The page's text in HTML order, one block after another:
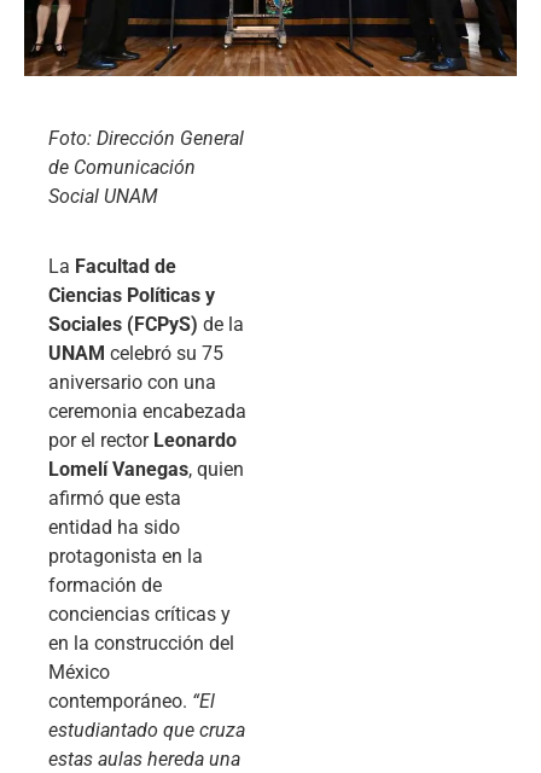
Foto: Dirección General
de Comunicación
Social UNAM
La Facultad de
Ciencias Políticas y
Sociales (FCPyS) de la
UNAM celebró su 75
aniversario con una
ceremonia encabezada
por el rector Leonardo
Lomelí Vanegas, quien
afirmó que esta
entidad ha sido
protagonista en la
formación de
conciencias críticas y
en la construcción del
México
contemporáneo. “El
estudiantado que cruza
estas aulas hereda una